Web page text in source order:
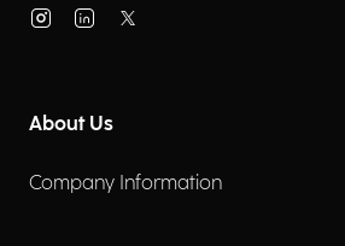
About Us
Company Information